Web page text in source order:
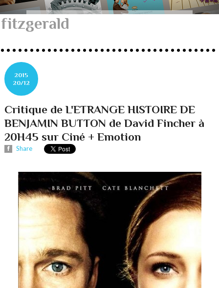
fitzgerald
2015
20/12
Critique de L'ETRANGE HISTOIRE DE
BENJAMIN BUTTON de David Fincher à
20H45 sur Ciné + Emotion
Share